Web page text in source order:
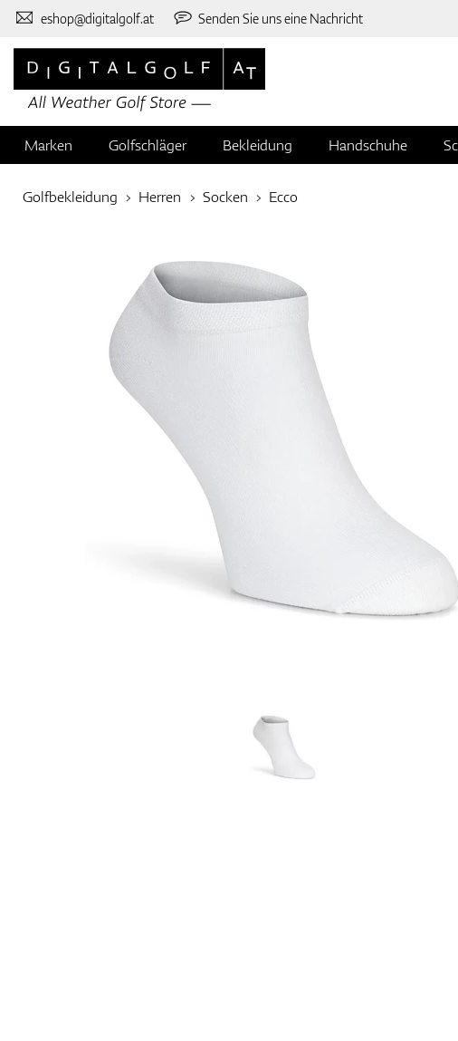
eshop@digitalgolf.at Senden Sie uns eine Nachricht
Marken Golfschläger Bekleidung Handschuhe
Golfbekleidung Herren Socken Ecco